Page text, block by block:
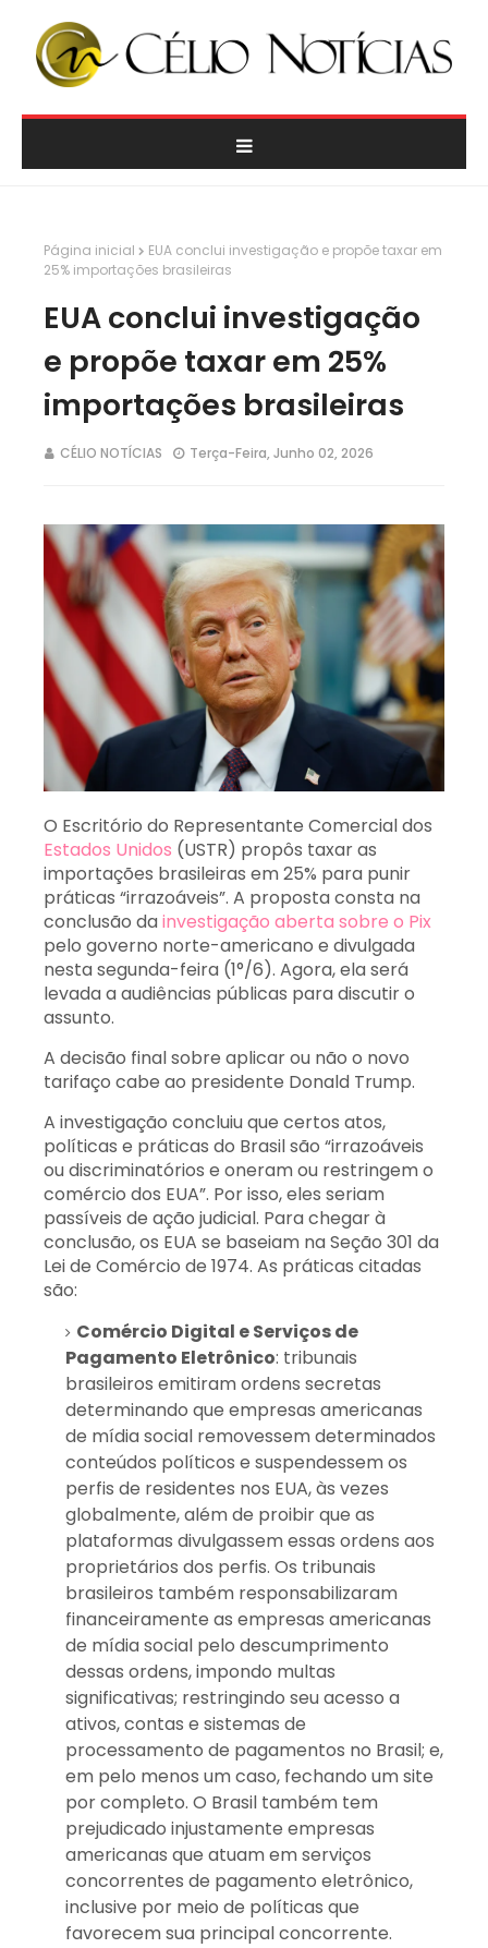
Página inicial
EUA conclui investigação e propõe taxar em
25% importações brasileiras
EUA conclui investigação
e propõe taxar em 25%
importações brasileiras
CÉLIO NOTÍCIAS Terça-Feira, Junho 02, 2026
O Escritório do Representante Comercial dos
Estados Unidos (USTR) propôs taxar as
importações brasileiras em 25% para punir
práticas “irrazoáveis”. A proposta consta na
conclusão dainvestigação aberta sobre o Pix
pelo governo norte-americano e divulgada
nesta segunda-feira (1°/6). Agora, ela será
levada a audiências públicas para discutir o
assunto.
A decisão final sobre aplicar ou não o novo
tarifaço cabe ao presidente Donald Trump.
A investigação concluiu que certos atos,
políticas e práticas do Brasil são “irrazoáveis
ou discriminatórios e oneram ou restringem o
comércio dos EUA”. Por isso, eles seriam
passíveis de ação judicial. Para chegar à
conclusão, os EUA se baseiam na Seção 301 da
Lei de Comércio de 1974. As práticas citadas
são:
Comércio Digital e Serviços de
Pagamento Eletrônico: tribunais
brasileiros emitiram ordens secretas
determinando que empresas americanas
de mídia social removessem determinados
conteúdos políticos e suspendessem os
perfis de residentes nos EUA, às vezes
globalmente, além de proibir que as
plataformas divulgassem essas ordens aos
proprietários dos perfis. Os tribunais
brasileiros também responsabilizaram
financeiramente as empresas americanas
de mídia social pelo descumprimento
dessas ordens, impondo multas
significativas; restringindo seu acesso a
ativos, contas e sistemas de
processamento de pagamentos no Brasil; e,
em pelo menos um caso, fechando um site
por completo. O Brasil também tem
prejudicado injustamente empresas
americanas que atuam em serviços
concorrentes de pagamento eletrônico,
inclusive por meio de políticas que
favorecem sua principal concorrente.